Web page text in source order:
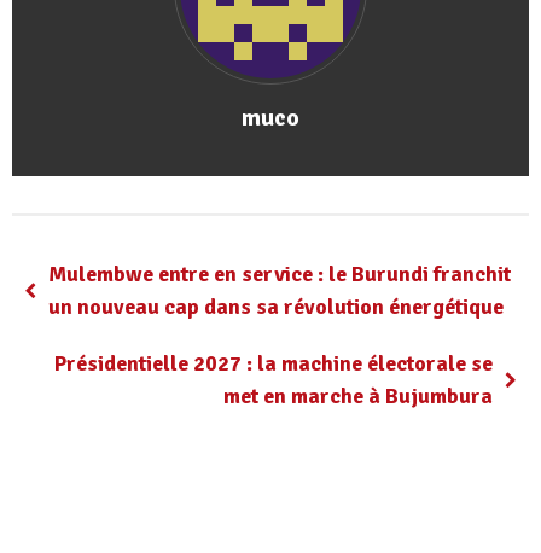
muco
Mulembwe entre en service : le Burundi franchit
un nouveau cap dans sa révolution énergétique
Présidentielle 2027 : la machine électorale se
met en marche à Bujumbura